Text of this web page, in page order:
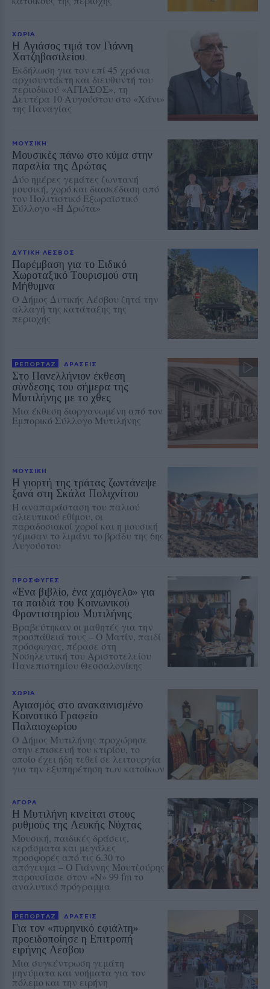
ΧΩΡΙΑ
Η Αγιάσος τιμά τον Γιάννη
Χατζηβασιλείου
Εκδήλωση για τον επί 45 χρόνια
αρχισυντάκτη και διευθυντή του
περιοδικού «ΑΓΙΑΣΟΣ», τη
Δευτέρα 10 Αυγούστου στο «Χάνι»
της Παναγίας
ΜΟΥΣΙΚΗ
Μουσικές πάνω στο κύμα στην
παραλία της Δρώτας
Δύο ημέρες γεμάτες ζωντανή
μουσική, χορό και διασκέδαση από
τον Πολιτιστικό Εξωραϊστικό
Σύλλογο «Η Δρώτα»
ΔΥΤΙΚΗ ΛΕΣΒΟΣ
Παρέμβαση για το Ειδικό
Χωροταξικό Τουρισμού στη
Μήθυμνα
Ο Δήμος Δυτικής Λέσβου ζητά την
αλλαγή της κατάταξης της
περιοχής
ΡΕΠΟΡΤΑΖ ΔΡΑΣΕΙΣ
Στο Πανελλήνιον έκθεση
σύνδεσης του σήμερα της
Μυτιλήνης με το χθες
Μια έκθεση διοργανωμένη από τον
Εμπορικό Σύλλογο Μυτιλήνης
ΜΟΥΣΙΚΗ
Η γιορτή της τράτας ζωντάνεψε
ξανά στη Σκάλα Πολιχνίτου
Η αναπαράσταση του παλιού
αλιευτικού εθίμου, οι
παραδοσιακοί χοροί και η μουσική
γέμισαν το λιμάνι το βράδυ της 6ης
Αυγούστου
ΠΡΟΣΦΥΓΕΣ
«Ένα βιβλίο, ένα χαμόγελο» για
τα παιδιά του Κοινωνικού
Φροντιστηρίου Μυτιλήνης
Βραβεύτηκαν οι μαθητές για την
προσπάθειά τους – Ο Ματίν, παιδί
πρόσφυγας, πέρασε στη
Νοσηλευτική του Αριστοτελείου
Πανεπιστημίου Θεσσαλονίκης
ΧΩΡΙΑ
Αγιασμός στο ανακαινισμένο
Κοινοτικό Γραφείο
Παλαιοχωρίου
Ο Δήμος Μυτιλήνης προχώρησε
στην επισκευή του κτιρίου, το
οποίο έχει ήδη τεθεί σε λειτουργία
για την εξυπηρέτηση των κατοίκων
ΑΓΟΡΑ
Η Μυτιλήνη κινείται στους
ρυθμούς της Λευκής Νύχτας
Μουσική, παιδικές δράσεις,
κεράσματα και μεγάλες
προσφορές από τις 6.30 το
απόγευμα – Ο Γιάννης Μουτζούρης
παρουσίασε στον «Ν» 99 fm το
αναλυτικό πρόγραμμα
ΡΕΠΟΡΤΑΖ ΔΡΑΣΕΙΣ
Για τον «πυρηνικό εφιάλτη»
προειδοποίησε η Επιτροπή
ειρήνης Λέσβου
Μια συγκέντρωση γεμάτη
μηνύματα και νοήματα για τον
πόλεμο και την ειρήνη